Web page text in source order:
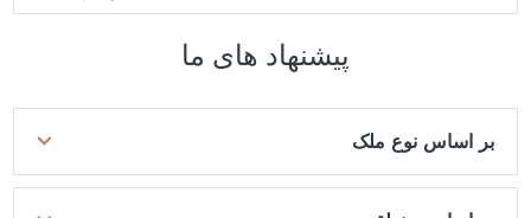
پیشنهاد های ما
بر اساس نوع ملک